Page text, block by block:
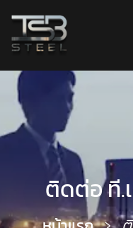
ติดต่อ ที.